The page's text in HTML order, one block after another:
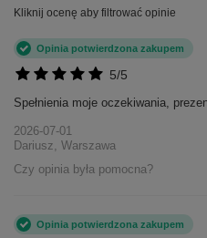
Kliknij ocenę aby filtrować opinie
5/5
Opinia potwierdzona zakupem
Spełnienia moje oczekiwania,
2026-07-01
Dariusz, Warszawa
Czy opinia była pomocna?
Opinia potwierdzona zakupem